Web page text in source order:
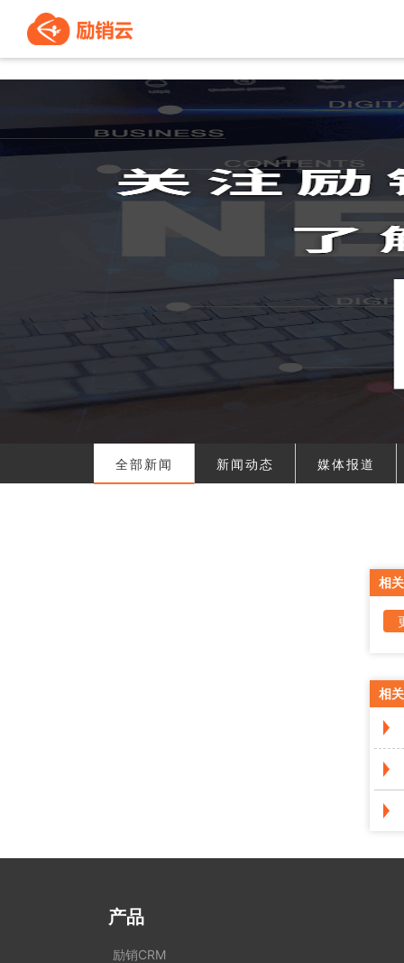
全部新闻 新闻动态 媒体报道
相
相
产品
励销CRM